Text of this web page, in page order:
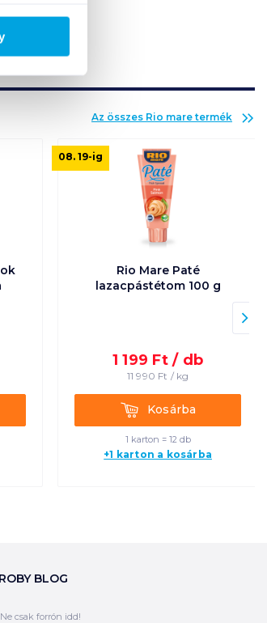
Az összes Rio mare termék
Rio Mare Paté
lazacpástétom 100 g
1 199 Ft / db
11 990 Ft / kg
KosárbaKosárba
1 karton = 12 db
+1 karton a kosárba
08. 19-ig
BLOG
Ne csak forrón idd!